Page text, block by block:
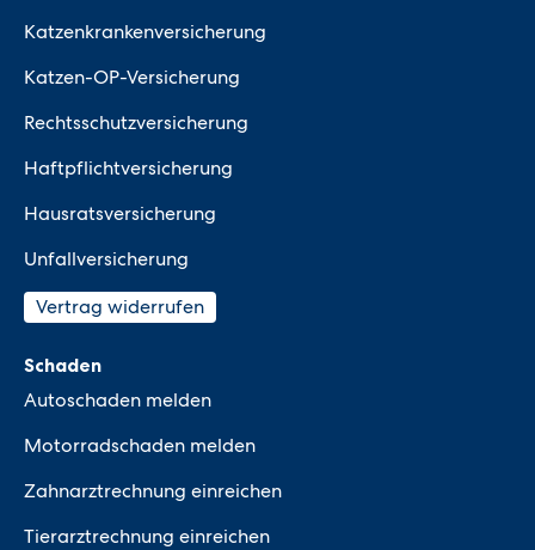
Katzenkrankenversicherung
Katzen-OP-Versicherung
Rechtsschutzversicherung
Haftpflichtversicherung
Hausratsversicherung
Unfallversicherung
Vertrag widerrufen
Schaden
Autoschaden melden
Motorradschaden melden
Zahnarztrechnung einreichen
Tierarztrechnung einreichen